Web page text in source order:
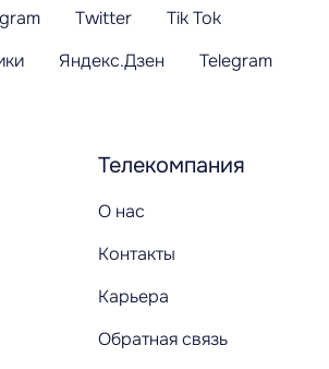
Телекомпания
О нас
Контакты
Карьера
Обратная связь
Twitter
Tik Tok
Яндекс.Дзен
Telegram